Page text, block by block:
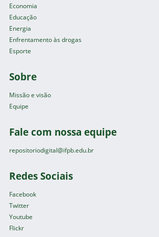
Economia
Educação
Energia
Enfrentamento às drogas
Esporte
Sobre
Missão e visão
Equipe
Fale com nossa equipe
repositoriodigital@ifpb.edu.br
Redes Sociais
Facebook
Twitter
Youtube
Flickr